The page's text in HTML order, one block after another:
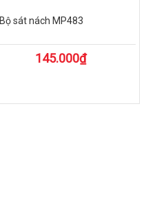
Bộ sát nách MP483
145.000₫